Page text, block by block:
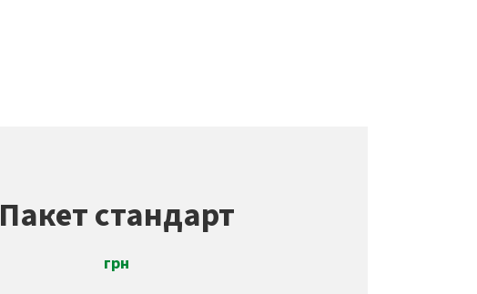
Пакет стандарт
грн